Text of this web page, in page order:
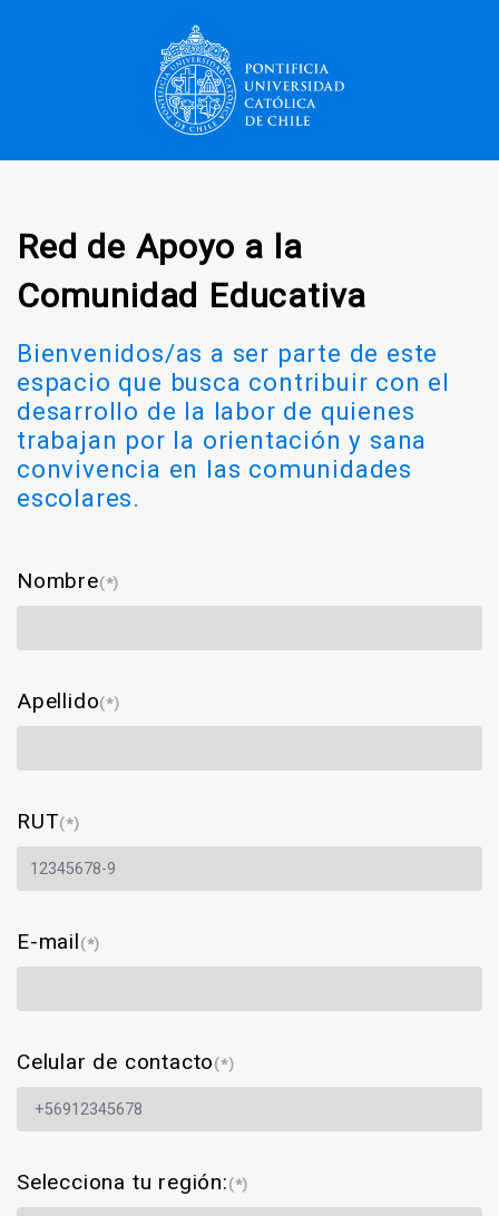
Red de Apoyo a la
Comunidad Educativa
Bienvenidos/as a ser parte de este
espacio que busca contribuir con el
desarrollo de la labor de quienes
trabajan por la orientación y sana
convivencia en las comunidades
escolares.
Nombre(*)
Apellido(*)
RUT(*)
E-mail(*)
Celular de contacto(*)
Selecciona tu región:(*)